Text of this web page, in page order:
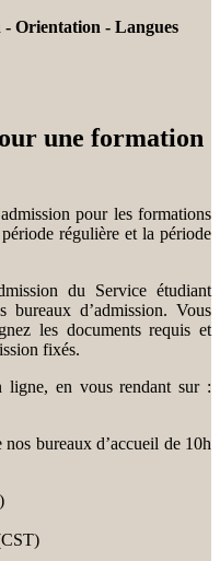
- Orientation - Langues
une formation
pour les formations
régulière et la période
du Service étudiant
bureaux d’admission. Vous
les documents requis et
fixés.
ligne, en vous rendant sur :
bureaux d’accueil de 10h